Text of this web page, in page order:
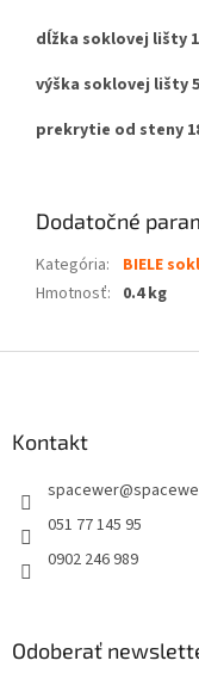
dĺžka soklovej lišty
výška soklovej lišty
prekrytie od steny
Dodatočné
Kategória:
BIELE
Hmotnosť: 0.4 kg
Kontakt
spacewer@
051 77 145 95
0902 246 989
Odoberať